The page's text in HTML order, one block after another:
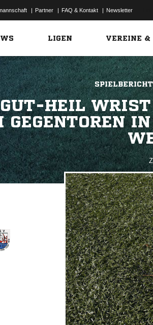
| Partner | FAQ & Kontakt | Newsletter
LIGEN VEREINE &
HEIL
GEGENTOREN